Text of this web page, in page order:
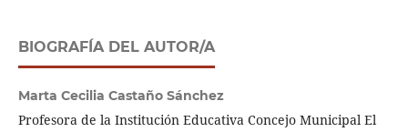
BIOGRAFÍA DEL AUTOR/A
Marta Cecilia Castaño Sánchez
Profesora de la Institución Educativa Concejo Municipal El